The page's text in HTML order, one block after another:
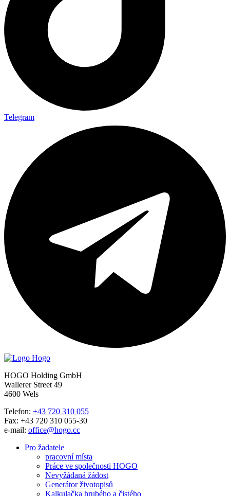
Telegram
HOGO Holding GmbH
Wallerer Street 49
4600 Wels
Telefon: +43 720 310 055
Fax: +43 720 310 055-30
e-mail: office@hogo.cc
Pro žadatele
pracovní místa
Práce ve společnosti HOGO
Nevyžádaná žádost
Generátor životopisů
Kalkulačka hrubého a čistého